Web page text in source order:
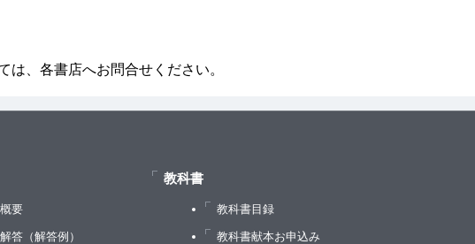
は、各書店へお問合せください。
要
答（解答例）
教科書
教科書目録
教科書献本お申込み